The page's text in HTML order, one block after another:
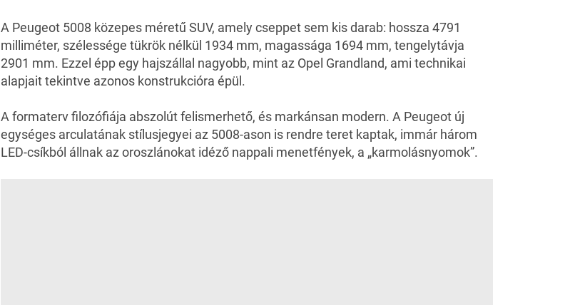
A Peugeot 5008 közepes méretű SUV, amely cseppet sem kis darab: hossza 4791
milliméter, szélessége tükrök nélkül 1934 mm, magassága 1694 mm, tengelytávja
2901 mm. Ezzel épp egy hajszállal nagyobb, mint az Opel Grandland, ami technikai
alapjait tekintve azonos konstrukcióra épül.
A formaterv filozófiája abszolút felismerhető, és markánsan modern. A Peugeot új
egységes arculatának stílusjegyei az 5008-ason is rendre teret kaptak, immár három
LED-csíkból állnak az oroszlánokat idéző nappali menetfények, a „karmolásnyomok”.